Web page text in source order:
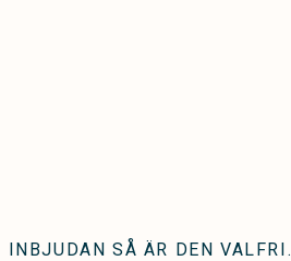
SÅ ÄR DEN VALFRI.